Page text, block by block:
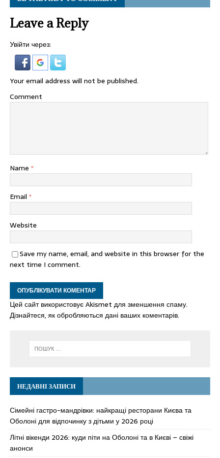
Leave a Reply
Увійти через:
Your email address will not be published.
Comment
Name *
Email *
Website
Save my name, email, and website in this browser for the
next time I comment.
Цей сайт використовує Akismet для зменшення спаму.
Дізнайтеся, як обробляються дані ваших коментарів.
НЕДАВНІ ЗАПИСИ
Сімейні гастро-мандрівки: найкращі ресторани Києва та
Оболоні для відпочинку з дітьми у 2026 році
Літні вікенди 2026: куди піти на Оболоні та в Києві – свіжі
анонси